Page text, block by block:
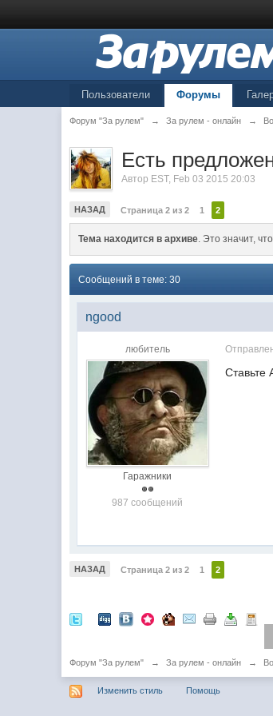
Пользователи Форумы
Форум "За рулем" → За рулем - онлайн →
Есть
Автор EST, Feb 03 2015 20:03
НАЗАД Страница 2 из 2 1 2
Тема находится в архиве. Это значит,
Сообщений в теме: 30
ngood
любитель
Гаражники
987 сообщений
Ставьте
НАЗАД Страница 2 из 2 1 2
Форум "За рулем" → За рулем - онлайн →
Изменить стиль Помощь